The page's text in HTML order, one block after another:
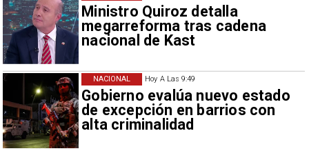
Ministro Quiroz detalla
megarreforma tras cadena
nacional de Kast
Hoy A Las 9:49
Gobierno evalúa nuevo estado
de excepción en barrios con
alta criminalidad
NACIONAL